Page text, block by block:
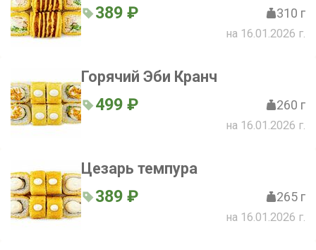
389 ₽ 310 г
на 16.01.2026 г.
Горячий Эби Кранч
499 ₽ 260 г
на 16.01.2026 г.
Цезарь темпура
389 ₽ 265 г
на 16.01.2026 г.